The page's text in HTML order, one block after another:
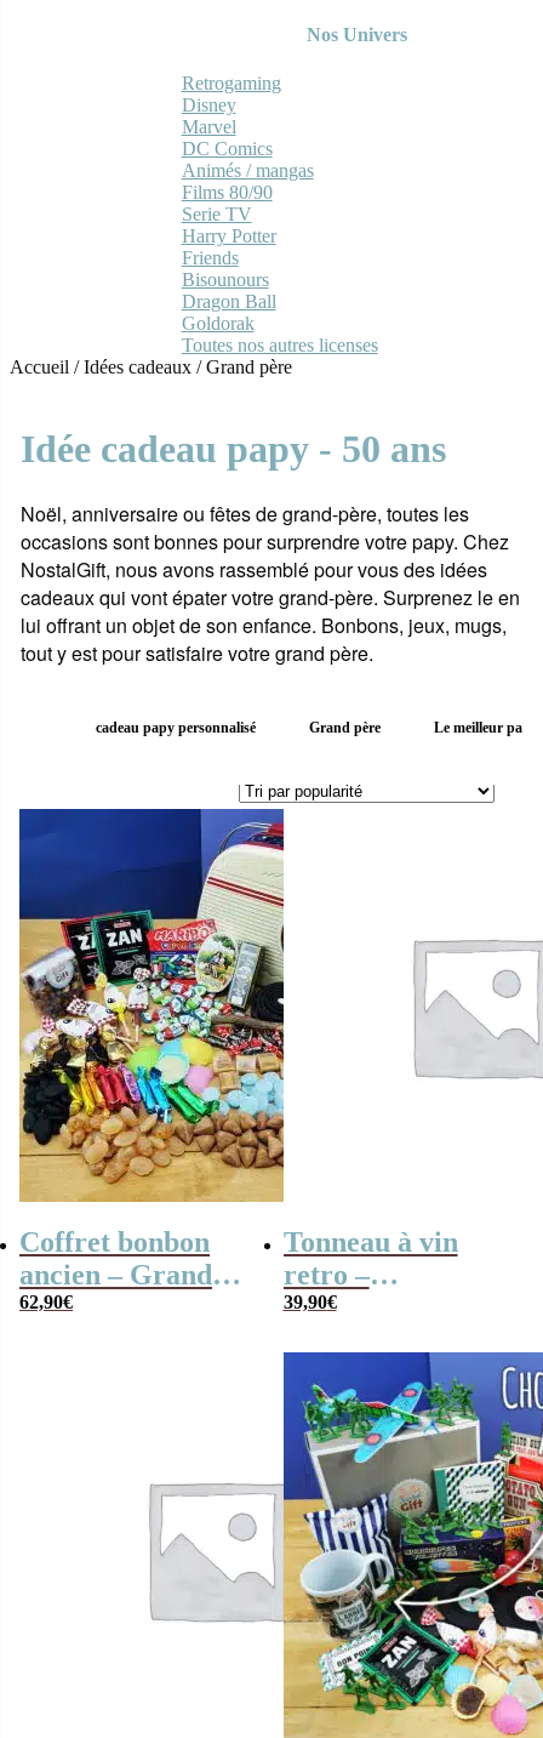
Nos Univers
Retrogaming
Disney
Marvel
DC Comics
Animés / mangas
Films 80/90
Serie TV
Harry Potter
Friends
Bisounours
Dragon Ball
Goldorak
Toutes nos autres licenses
Accueil /Idées cadeaux /Grand père
Idée cadeau papy - 50 ans
Noël, anniversaire ou fêtes de grand-père, toutes les
occasions sont bonnes pour surprendre votre papy. Chez
NostalGift, nous avons rassemblé pour vous des idées
cadeaux qui vont épater votre grand-père. Surprenez le en
lui offrant un objet de son enfance. Bonbons, jeux, mugs,
tout y est pour satisfaire votre grand père.
cadeau papy personnalisé Grand père Le meilleur papy
Coffret bonbon
ancien – Grande
mallette en métal
62,90€
Tonneau à vin
retro –
Distributeur de
Idee cadeau
homme
39,90€